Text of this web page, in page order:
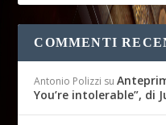
COMMENTI
Antonio Polizzi su
You’re intolerable”, di